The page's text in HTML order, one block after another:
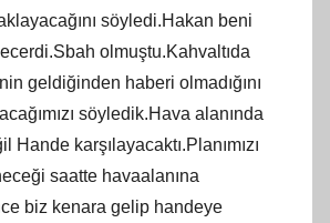
söyledi.Hakan beni
olmuştu.Kahvaltıda
geldiğinden haberi olmadığını
söyledik.Hava alanında
Hande karşılayacaktı.Planımızı
saatte havaalanına
biz kenara gelip handeye